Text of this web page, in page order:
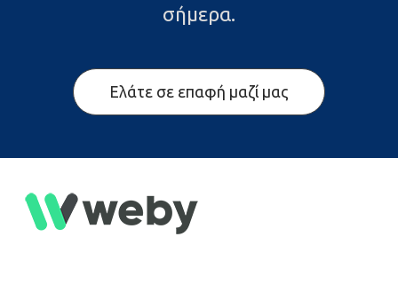
σήμερα.
Ελάτε σε επαφή μαζί μας